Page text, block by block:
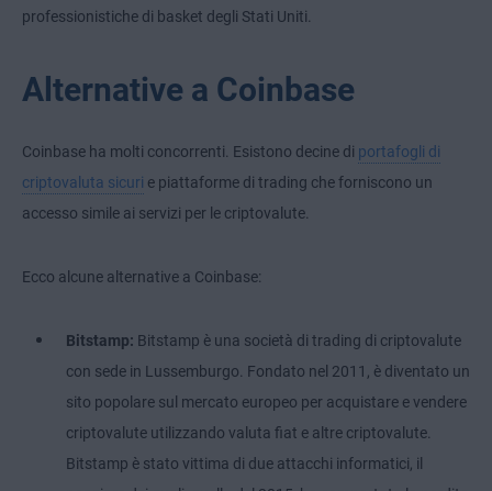
professionistiche di basket degli Stati Uniti.
Alternative a Coinbase
Coinbase ha molti concorrenti. Esistono decine di portafogli di
criptovaluta sicuri e piattaforme di trading che forniscono un
accesso simile ai servizi per le criptovalute.
Ecco alcune alternative a Coinbase:
Bitstamp: Bitstamp è una società di trading di criptovalute
con sede in Lussemburgo. Fondato nel 2011, è diventato un
sito popolare sul mercato europeo per acquistare e vendere
criptovalute utilizzando valuta fiat e altre criptovalute.
Bitstamp è stato vittima di due attacchi informatici, il